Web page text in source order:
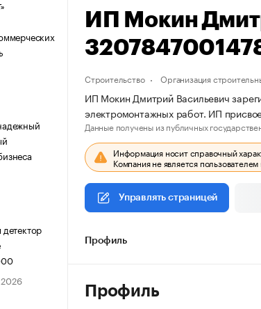
ИП Мокин
Строительство Организация
ИП Мокин Дмитрий Васильевич
электромонтажных работ. ИП
Данные получены из публичных
Информация носит справочный
Компания не является
Управлять страницей
Профиль
Профиль